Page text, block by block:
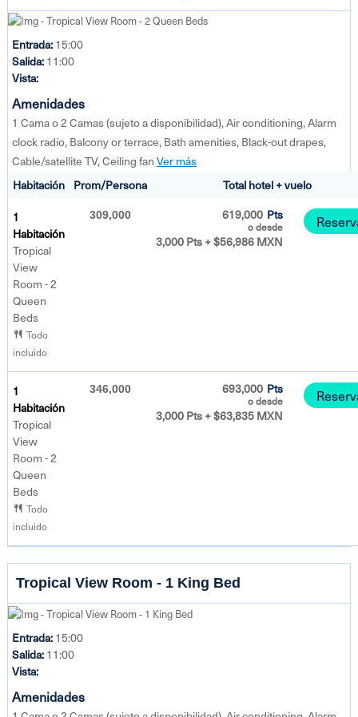
Entrada:15:00
Salida:11:00
Vista:
Amenidades
1 Cama o 2 Camas (sujeto a disponibilidad), Air conditioning, Alarm
clock radio, Balcony or terrace, Bath amenities, Black-out drapes,
Cable/satellite TV, Ceiling fanVer más
Habitación Prom/Persona
Total hotel + vuelo
1
Habitación
Tropical
View
Room - 2
Queen
Beds
Todo
incluido
309,000 619,000 Pts
o desde
3,000 Pts + $56,986 MXN
1
Habitación
Tropical
View
Room - 2
Queen
Beds
Todo
incluido
346,000 693,000 Pts
o desde
3,000 Pts + $63,835 MXN
Tropical View Room - 1 King Bed
Entrada:15:00
Salida:11:00
Vista:
Amenidades